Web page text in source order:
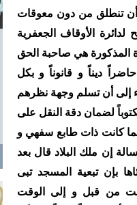
أن تنطلق من دون معوقات
الأوقاف الجعفرية
المذكورة هي صاحبة الحق
ديناً و قانوناً و بكل
إلى أن تسلم وجهة نظرهم
لضمان دقة النقل على
كانت ذات طابع سفهي و
إن ملك البلاد قال بعد
بإن تبعية المسجد تبى
من قبل و إلى الوقت